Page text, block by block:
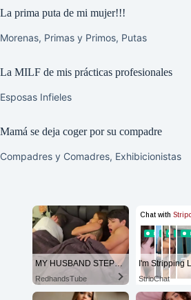
La prima puta de mi mujer!!!
Morenas, Primas y Primos, Putas
La MILF de mis prácticas profesionales
Esposas Infieles
Mamá se deja coger por su compadre
Compadres y Comadres, Exhibicionistas
MY HUSBAND STEPSON MISTAKENLY GIVES ME IN THE ASS
RedhandsTube StripChat